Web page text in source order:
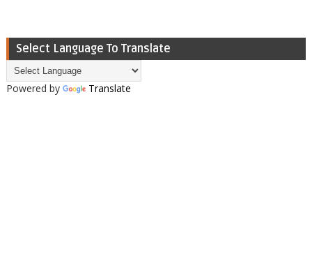
Select Language To Translate
Powered by Translate